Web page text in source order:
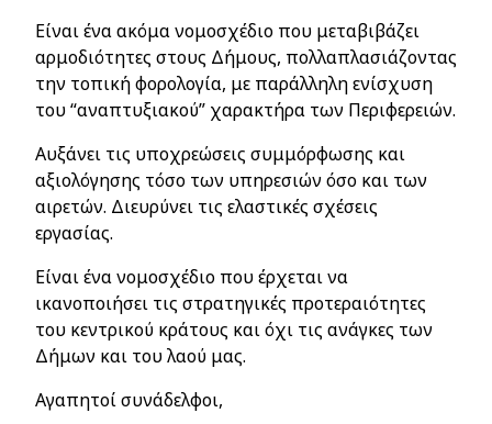
Είναι ένα ακόμα νομοσχέδιο που μεταβιβάζει
αρμοδιότητες στους Δήμους, πολλαπλασιάζοντας
την τοπική φορολογία, με παράλληλη ενίσχυση
του “αναπτυξιακού” χαρακτήρα των Περιφερειών.
Αυξάνει τις υποχρεώσεις συμμόρφωσης και
αξιολόγησης τόσο των υπηρεσιών όσο και των
αιρετών. Διευρύνει τις ελαστικές σχέσεις
εργασίας.
Είναι ένα νομοσχέδιο που έρχεται να
ικανοποιήσει τις στρατηγικές προτεραιότητες
του κεντρικού κράτους και όχι τις ανάγκες των
Δήμων και του λαού μας.
Αγαπητοί συνάδελφοι,